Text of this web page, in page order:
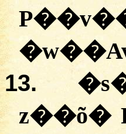
�
13.
z��õ�